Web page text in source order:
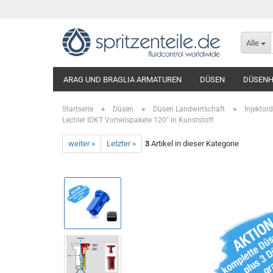
Alle
ARAG UND BRAGLIA ARMATUREN DÜSEN
Startseite » Düsen » Düsen Landwirtschaft »
Lechler IDKT Vorteilspakete 120° in Kunststoff
weiter » Letzter » 3 Artikel in dieser Kategorie